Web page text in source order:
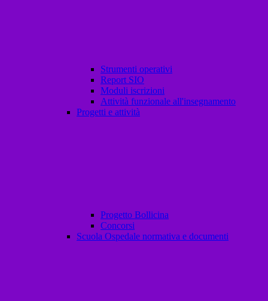
Strumenti operativi
Report SIO
Moduli iscrizioni
Attività funzionale all'insegnamento
Progetti e attività
Progetto Bollicina
Concorsi
Scuola Ospedale normativa e documenti